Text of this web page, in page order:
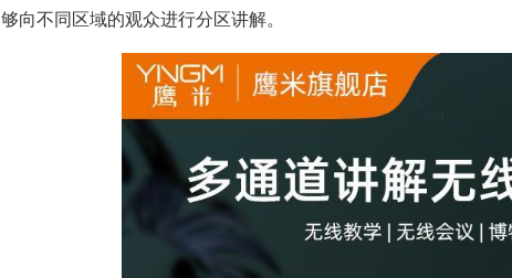
够向不同区域的观众进行分区讲解。